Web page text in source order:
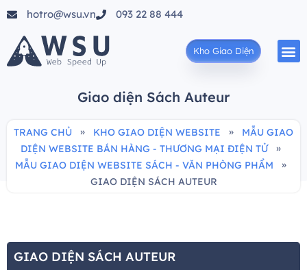
hotro@wsu.vn 093 22 88 444
Kho Giao Diện
Giao diện Sách Auteur
TRANG CHỦ » KHO GIAO DIỆN WEBSITE »
MẪU GIAO
DIỆN WEBSITE BÁN HÀNG - THƯƠNG MẠI ĐIỆN TỬ
»
MẪU GIAO DIỆN WEBSITE SÁCH - VĂN PHÒNG PHẨM
»
GIAO DIỆN SÁCH AUTEUR
GIAO DIỆN SÁCH AUTEUR